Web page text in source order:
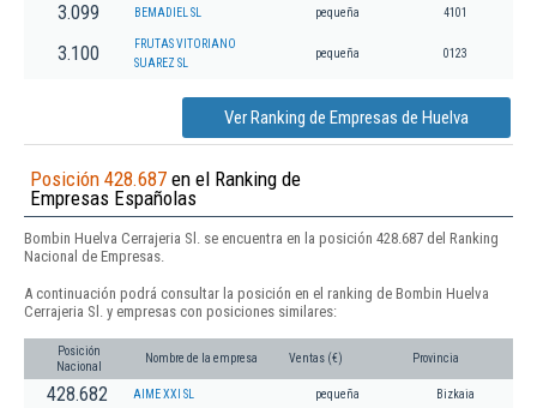
3.099 BEMADIEL SL pequeña 4101
3.100
FRUTAS VITORIANO
SUAREZ SL
pequeña 0123
Ver Ranking de Empresas de Huelva
Posición 428.687 en el Ranking de
Empresas Españolas
Bombin Huelva Cerrajeria Sl. se encuentra en la posición 428.687 del Ranking
Nacional de Empresas.
A continuación podrá consultar la posición en el ranking de Bombin Huelva
Cerrajeria Sl. y empresas con posiciones similares:
Posición
Nacional
Nombre de la empresa Ventas (€) Provincia
428.682 AIME XXI SL pequeña Bizkaia